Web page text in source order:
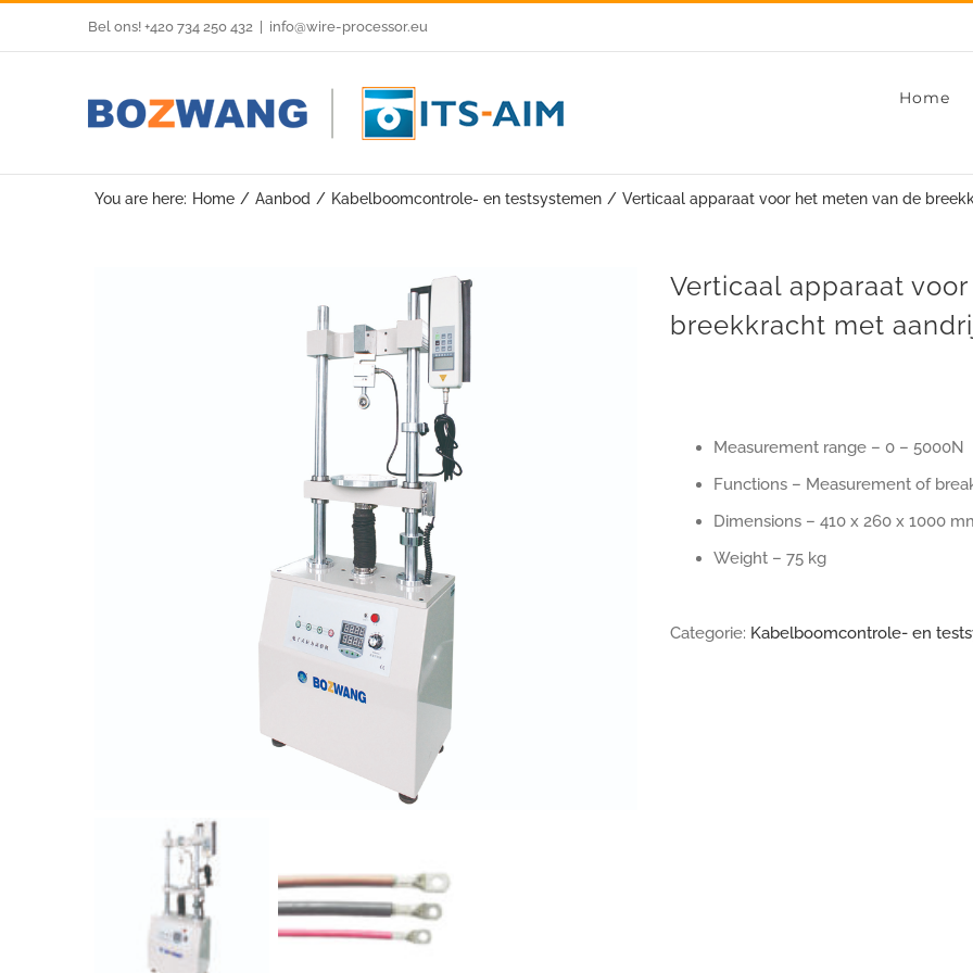
to
Bel ons! +420 734 250 432 info@wire-processor.eu
Home
You are here: Home Aanbod Kabelboomcontrole- en testsystemen Verticaal apparaat voor het meten van de
Verticaal apparaat
breekkracht met
Measurement range – 0 – 5000N
Functions – Measurement of
Dimensions – 410 x 260 x 1000
Weight – 75 kg
Categorie: Kabelboomcontrole- en